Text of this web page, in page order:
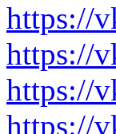
https://
https://
https://
https://